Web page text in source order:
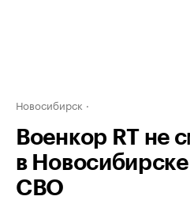
Новосибирск
Военкор RT не
в
СВО